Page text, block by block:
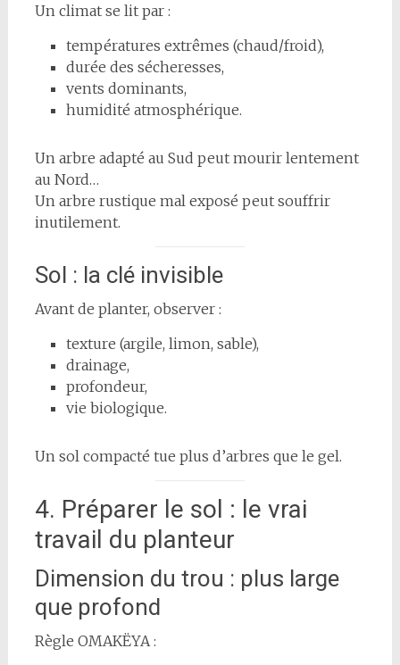
Un climat se lit par :
températures extrêmes (chaud/froid),
durée des sécheresses,
vents dominants,
humidité atmosphérique.
Un arbre adapté au Sud peut mourir lentement
au Nord…
Un arbre rustique mal exposé peut souffrir
inutilement.
Sol : la clé invisible
Avant de planter, observer :
texture (argile, limon, sable),
drainage,
profondeur,
vie biologique.
Un sol compacté tue plus d’arbres que le gel.
4. Préparer le sol : le vrai
travail du planteur
Dimension du trou : plus large
que profond
Règle OMAKËYA :